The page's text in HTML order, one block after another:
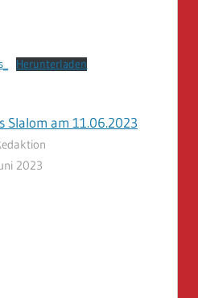
Herunterladen
Slalom am 11.06.2023
2023